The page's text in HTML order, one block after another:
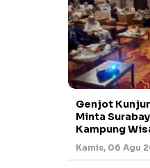
Genjot
Minta
Kampung
Kamis, 06 Agu